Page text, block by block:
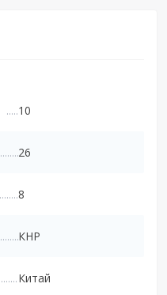
10
26
8
КНР
Китай